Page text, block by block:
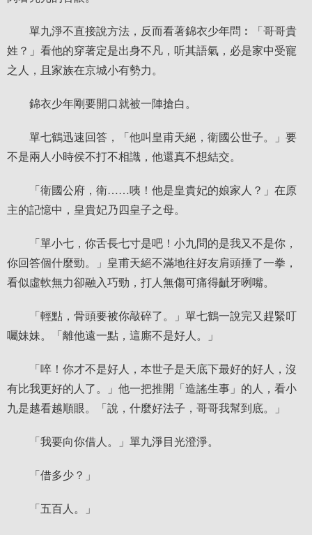
單九淨不直接說方法，反而看著錦衣少年問︰「哥哥貴
姓？」看他的穿著定是出身不凡，听其語氣，必是家中受寵
之人，且家族在京城小有勢力。
錦衣少年剛要開口就被一陣搶白。
單七鶴迅速回答，「他叫皇甫天絕，衛國公世子。」要
不是兩人小時侯不打不相識，他還真不想結交。
「衛國公府，衛……咦！他是皇貴妃的娘家人？」在原
主的記憶中，皇貴妃乃四皇子之母。
「單小七，你舌長七寸是吧！小九問的是我又不是你，
你回答個什麼勁。」皇甫天絕不滿地往好友肩頭捶了一拳，
看似虛軟無力卻融入巧勁，打人無傷可痛得齜牙咧嘴。
「輕點，骨頭要被你敲碎了。」單七鶴一說完又趕緊叮
囑妹妹。「離他遠一點，這廝不是好人。」
「啐！你才不是好人，本世子是天底下最好的好人，沒
有比我更好的人了。」他一把推開「造謠生事」的人，看小
九是越看越順眼。「說，什麼好法子，哥哥我幫到底。」
「我要向你借人。」單九淨目光澄淨。
「借多少？」
「五百人。」